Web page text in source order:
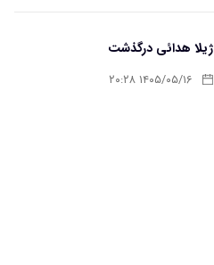
ژیلا هدائی درگذشت
۱۴۰۵/۰۵/۱۶ ۲۰:۲۸